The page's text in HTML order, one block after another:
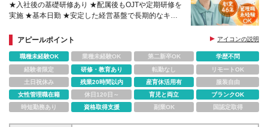
★入社後の基礎研修あり ★配属後もOJTや定期研修を
実施 ★基本日勤 ★安定した経営基盤で長期的なキャ
アピールポイント
アイコンの説明
職種未経験OK 業種未経験OK 第二新卒OK
学歴不問
経験者限定
研修・教育あり 転勤なし
リモートOK
土日祝休み
残業20時間以内 産育休活用有
服装自由
女性管理職在籍
休日120日～ 育児と両立
ブランクOK
時短勤務あり
資格取得支援 副業OK 国認定取得